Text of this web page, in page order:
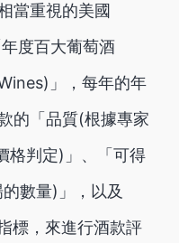
當重視的美國
度百大葡萄酒
」，每年的年
的「品質(根據專家
格判定)」、「可得
數量)」，以及
標，來進行酒款評